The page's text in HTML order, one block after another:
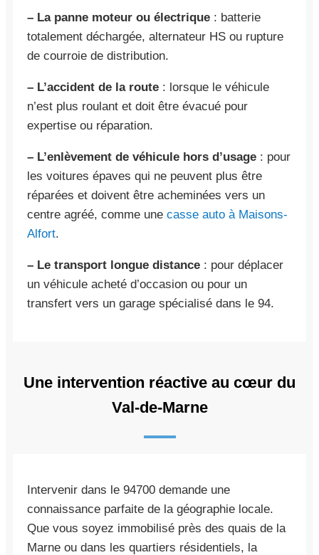
– La panne moteur ou électrique : batterie
totalement déchargée, alternateur HS ou rupture
de courroie de distribution.
– L’accident de la route : lorsque le véhicule
n’est plus roulant et doit être évacué pour
expertise ou réparation.
– L’enlèvement de véhicule hors d’usage : pour
les voitures épaves qui ne peuvent plus être
réparées et doivent être acheminées vers un
centre agréé, comme une casse auto à Maisons-
Alfort.
– Le transport longue distance : pour déplacer
un véhicule acheté d’occasion ou pour un
transfert vers un garage spécialisé dans le 94.
Une intervention réactive au cœur du
Val-de-Marne
Intervenir dans le 94700 demande une
connaissance parfaite de la géographie locale.
Que vous soyez immobilisé près des quais de la
Marne ou dans les quartiers résidentiels, la